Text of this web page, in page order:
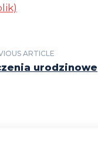
ARTICLE
urodzinowe